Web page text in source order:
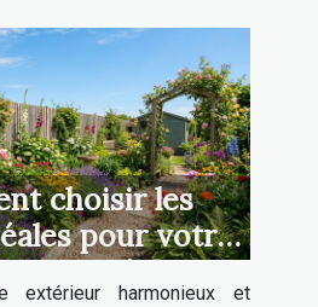
choisir les
pour votre
extérieur ?
extérieur harmonieux et